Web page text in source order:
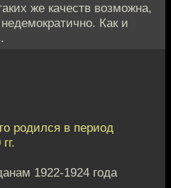
же качеств возможна,
Как и
родился в период
1922-1924 года